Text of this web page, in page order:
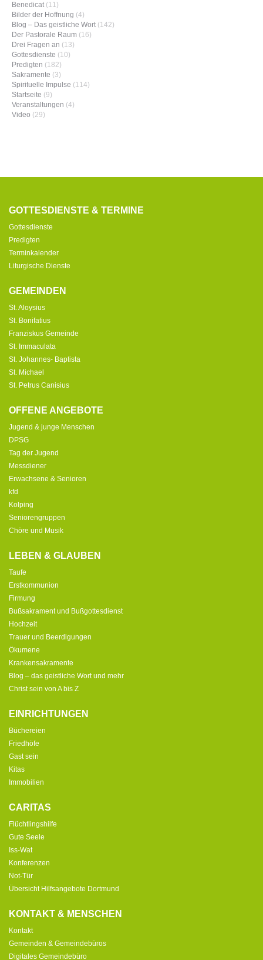
Benedicat(11)
Bilder der Hoffnung (4)
Blog – Das geistliche Wort(142)
Der Pastorale Raum (16)
Drei Fragen an (13)
Gottesdienste (10)
Predigten (182)
Sakramente (3)
Spirituelle Impulse (114)
Startseite (9)
Veranstaltungen (4)
Video (29)
GOTTESDIENSTE & TERMINE
Gottesdienste
Predigten
Terminkalender
Liturgische Dienste
GEMEINDEN
St. Aloysius
St. Bonifatius
Franziskus Gemeinde
St. Immaculata
St. Johannes- Baptista
St. Michael
St. Petrus Canisius
OFFENE ANGEBOTE
Jugend & junge Menschen
DPSG
Tag der Jugend
Messdiener
Erwachsene & Senioren
kfd
Kolping
Seniorengruppen
Chöre und Musik
LEBEN & GLAUBEN
Taufe
Erstkommunion
Firmung
Bußsakrament und Bußgottesdienst
Hochzeit
Trauer und Beerdigungen
Ökumene
Krankensakramente
Blog – das geistliche Wort und mehr
Christ sein von A bis Z
EINRICHTUNGEN
Büchereien
Friedhöfe
Gast sein
Kitas
Immobilien
CARITAS
Flüchtlingshilfe
Gute Seele
Iss-Wat
Konferenzen
Not-Tür
Übersicht Hilfsangebote Dortmund
KONTAKT & MENSCHEN
Kontakt
Gemeinden & Gemeindebüros
Digitales Gemeindebüro